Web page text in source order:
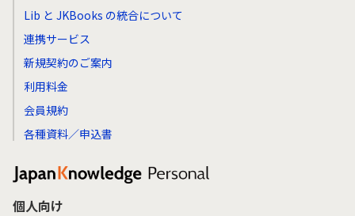
Lib と JKBooks の統合について
連携サービス
新規契約のご案内
利用料金
会員規約
各種資料／申込書
個人向け